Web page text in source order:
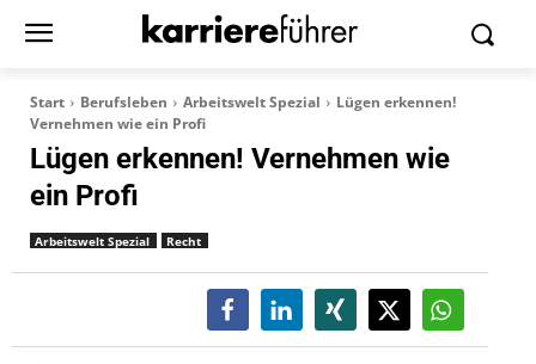
Start Berufsleben Arbeitswelt Spezial
Lügen erkennen!
Vernehmen wie ein Profi
Lügen erkennen! Vernehmen wie
ein Profi
Arbeitswelt Spezial Recht